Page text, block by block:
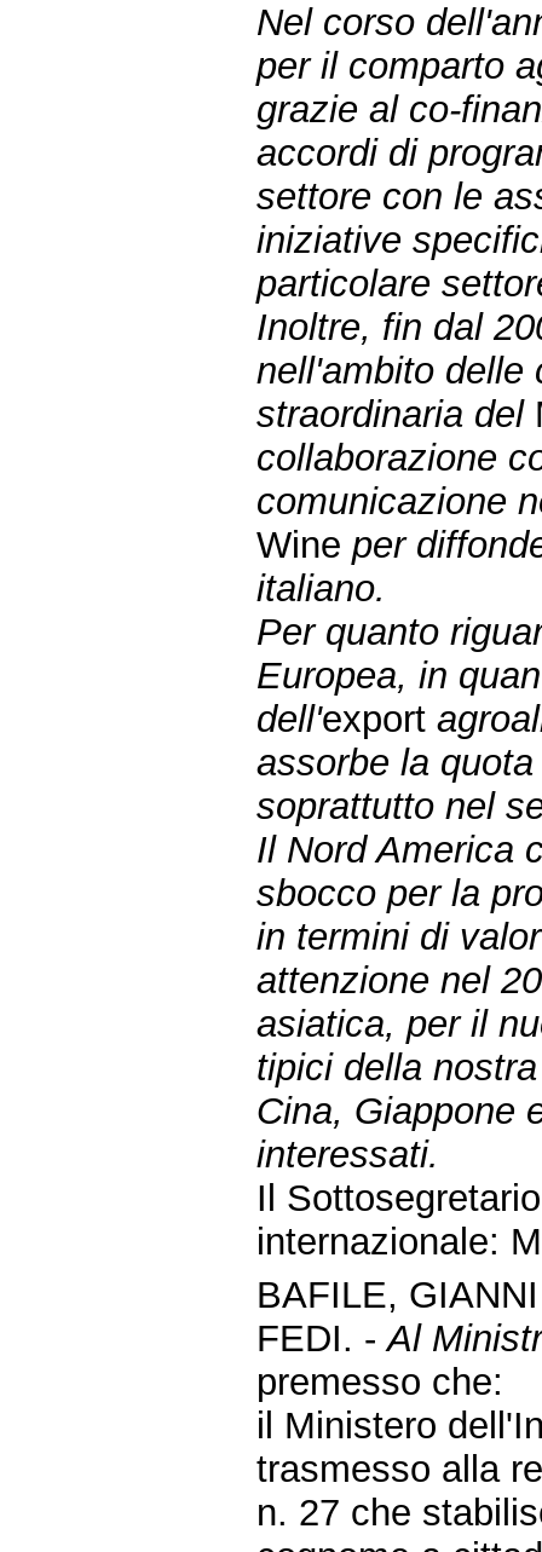
Nel corso
per il comparto
grazie al co-
accordi di
settore con le
iniziative
particolare
Inoltre, fin dal
nell'ambito delle
straordinaria del
collaborazione
comunicazione
Wineper
italiano.
Per quanto
Europea, in
dell'export
assorbe la
soprattutto nel
Il Nord America
sbocco per la
in termini di
attenzione nel
asiatica, per il
tipici della
Cina, Giappone
interessati.
Il
internazionale:
BAFILE,
FEDI. -Al
premesso che:
il Ministero
trasmesso alla
n. 27 che